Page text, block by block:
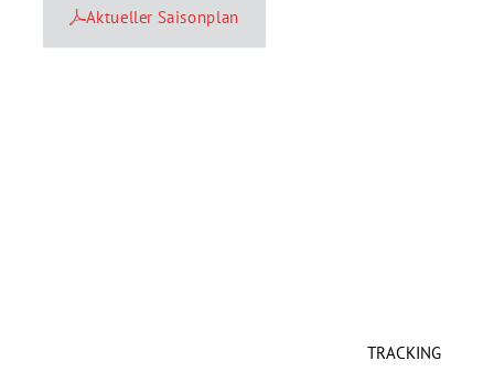
Aktueller Saisonplan
TRACKING